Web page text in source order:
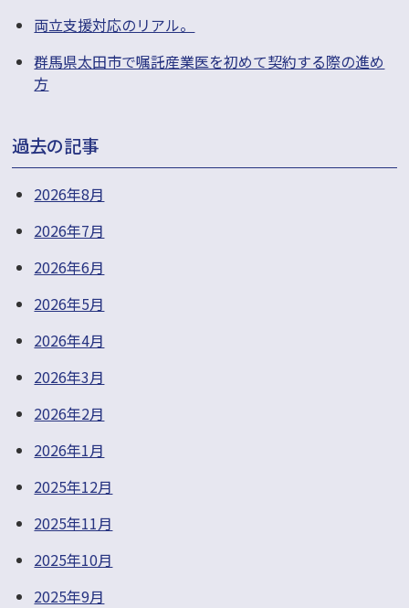
両立支援対応のリアル。
群馬県太田市で嘱託産業医を初めて契約する際の進め
方
過去の記事
2026年8月
2026年7月
2026年6月
2026年5月
2026年4月
2026年3月
2026年2月
2026年1月
2025年12月
2025年11月
2025年10月
2025年9月